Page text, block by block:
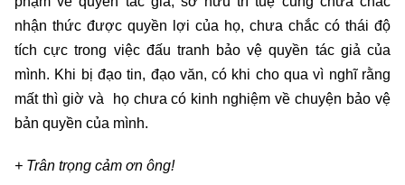
nhận thức được quyền lợi của họ, chưa chắc có thái độ
tích cực trong việc đấu tranh bảo vệ quyền tác giả của
mình. Khi bị đạo tin, đạo văn, có khi cho qua vì nghĩ rằng
mất thì giờ và họ chưa có kinh nghiệm về chuyện bảo vệ
bản quyền của mình.
+ Trân trọng cảm ơn ông!